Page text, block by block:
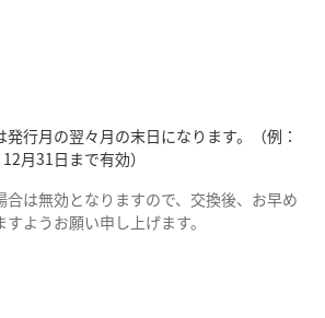
行月の翌々月の末日になります。（例：
月31日まで有効）
合は無効となりますので、交換後、お早め
ようお願い申し上げます。